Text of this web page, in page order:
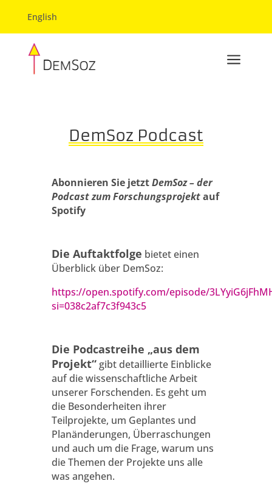
English
a
DemSoz Podcast
Abonnieren Sie jetztDemSoz – der
Podcast zum Forschungsprojektauf
Spotify
Die Auftaktfolge bietet einen
Überblick über DemSoz:
https://open.spotify.com/episode/
si=038c2af7c3f943c5
Die Podcastreihe „aus dem
Projekt“gibt detaillierte Einblicke
auf die wissenschaftliche Arbeit
unserer Forschenden. Es geht um
die Besonderheiten ihrer
Teilprojekte, um Geplantes und
Planänderungen, Überraschungen
und auch um die Frage, warum uns
die Themen der Projekte uns alle
was angehen.